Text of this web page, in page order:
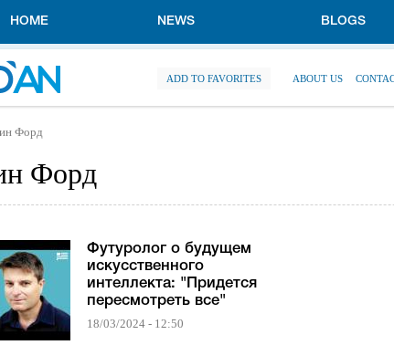
HOME NEWS BLOGS
ADD TO FAVORITES ABOUT US
here
Форд
Форд
Футуролог о будущем
искусственного
интеллекта: "Придется
пересмотреть все"
18/03/2024 - 12:50